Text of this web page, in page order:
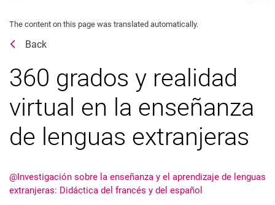
The content on this page was translated automatically.
Back
360 grados y realidad
virtual en la enseñanza
de lenguas extranjeras
@Investigación sobre la enseñanza y el aprendizaje de lenguas
extranjeras: Didáctica del francés y del español